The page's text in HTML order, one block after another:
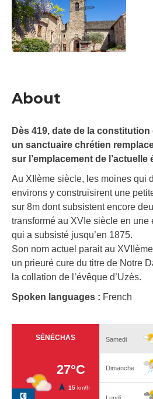
About
Dès 419, date de la constitution
un sanctuaire chrétien
sur l’emplacement de
Au XIIème siècle, les moines qui
environs y construisirent une
sur 8m dont subsistent encore
transformé au XVIe siècle en une
qui a subsisté jusqu’en 1875.
Son nom actuel parait au
un prieuré cure du titre de Notre
la collation de l’évêque d’Uzès.
Spoken languages : French